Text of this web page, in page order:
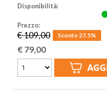
Disponibilità:
Prezzo:
€ 109,00 Sconto 27.5%
€79,00